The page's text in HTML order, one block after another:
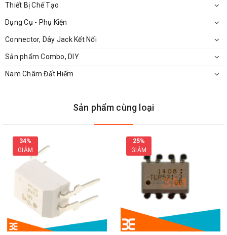
Thiết Bị Chế Tạo
Dụng Cụ - Phụ Kiện
Connector, Dây Jack Kết Nối
Sản phẩm Combo, DIY
Nam Châm Đất Hiếm
Sản phẩm cùng loại
34%
GIẢM
25%
GIẢM